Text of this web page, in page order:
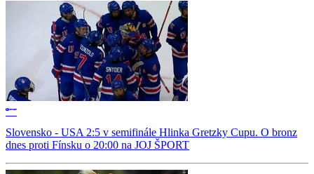
Slovensko - USA 2:5 v semifinále Hlinka Gretzky Cupu. O bronz
dnes proti Fínsku o 20:00 na JOJ ŠPORT